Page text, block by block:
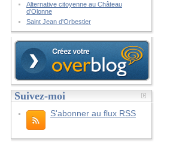
Alternative citoyenne au Château
d'Olonne
Saint Jean d'Orbestier
Suivez-moi
S'abonner au flux RSS